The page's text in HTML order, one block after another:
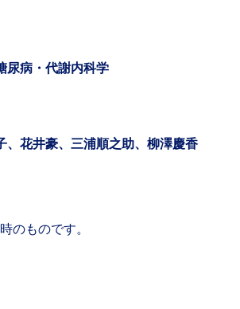
尿病・代謝内科学
花井豪、三浦順之助、柳澤慶香
のものです。